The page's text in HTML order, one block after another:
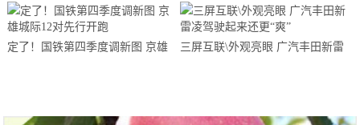
敬、点赞、加油……
定了！国铁第四季度调新图 京雄
三屏互联\外观亮眼 广汽丰田新雷